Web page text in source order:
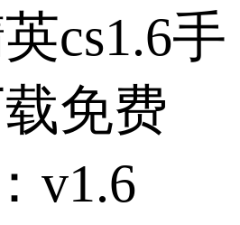
cs1.6手
免费
v1.6